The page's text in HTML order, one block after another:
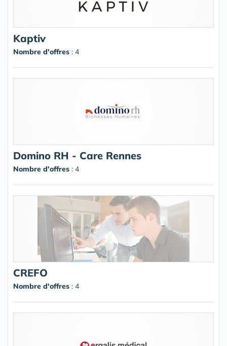
Kaptiv
Nombre d'offres : 4
Domino RH - Care Rennes
Nombre d'offres : 4
CREFO
Nombre d'offres : 4